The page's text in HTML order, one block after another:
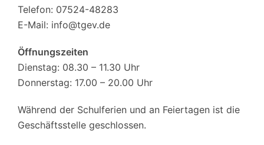
Telefon: 07524-48283
E-Mail: info@tgev.de
Öffnungszeiten
Dienstag: 08.30 – 11.30 Uhr
Donnerstag: 17.00 – 20.00 Uhr
Während der Schulferien und an Feiertagen ist die
Geschäftsstelle geschlossen.